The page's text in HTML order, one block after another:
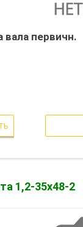
первичн.
1,2-35х48-2